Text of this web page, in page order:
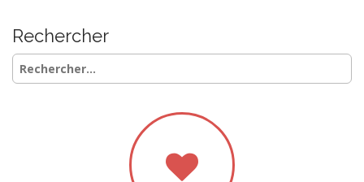
Rechercher
Rechercher :